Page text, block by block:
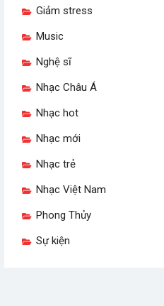
Giảm stress
Music
Nghệ sĩ
Nhạc Châu Á
Nhạc hot
Nhạc mới
Nhạc trẻ
Nhạc Việt Nam
Phong Thủy
Sự kiện